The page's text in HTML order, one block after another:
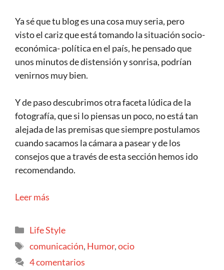
Ya sé que tu blog es una cosa muy seria, pero
visto el cariz que está tomando la situación socio-
económica- política en el país, he pensado que
unos minutos de distensión y sonrisa, podrían
venirnos muy bien.
Y de paso descubrimos otra faceta lúdica de la
fotografía, que si lo piensas un poco, no está tan
alejada de las premisas que siempre postulamos
cuando sacamos la cámara a pasear y de los
consejos que a través de esta sección hemos ido
recomendando.
Leer más
Life Style
comunicación, Humor,ocio
4 comentarios